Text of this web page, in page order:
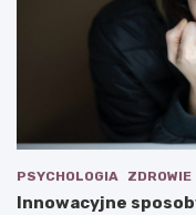
PSYCHOLOGIA ZDROWIE
Innowacyjne